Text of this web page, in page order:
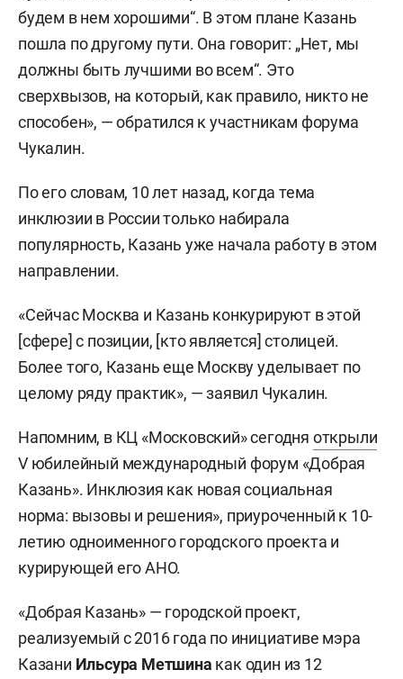
будем в нем хорошими“. В этом плане Казань
пошла по другому пути. Она говорит: „Нет, мы
должны быть лучшими во всем“. Это
сверхвызов, на который, как правило, никто не
способен», — обратился к участникам форума
Чукалин.
По его словам, 10 лет назад, когда тема
инклюзии в России только набирала
популярность, Казань уже начала работу в этом
направлении.
«Сейчас Москва и Казань конкурируют в этой
[сфере] с позиции, [кто является] столицей.
Более того, Казань еще Москву уделывает по
целому ряду практик», — заявил Чукалин.
Напомним, в КЦ «Московский» сегодня открыли
V юбилейный международный форум «Добрая
Казань». Инклюзия как новая социальная
норма: вызовы и решения», приуроченный к 10-
летию одноименного городского проекта и
курирующей его АНО.
«Добрая Казань» — городской проект,
реализуемый с 2016 года по инициативе мэра
Казани Ильсура Метшина как один из 12